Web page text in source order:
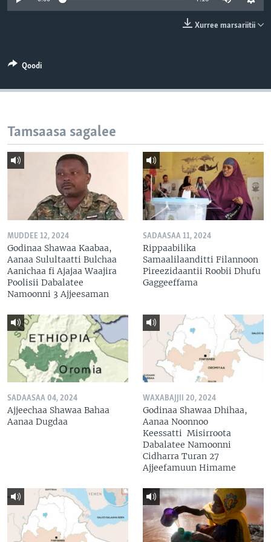
Xurree marsariitii
Qoodi
Tamsaasa sagalee
MUDDEE 12, 2024
Godinaa Shawaa Kaabaa,
Aanaa Sulultaatti Bulchaa
Aanichaa fi Ajajaa Waajira
Poolisii Dabalatee
Namoonni 3 Ajjeesaman
SADAASAA 11, 2024
Rippaabilika
Samaalilaanditti Filannoon
Pireezidaantii Roobii Dhufu
Gaggeeffama
SADAASAA 04, 2024
Ajjeechaa Shawaa Bahaa
Aanaa Dugdaa
WAXABAJJII 20, 2024
Godinaa Shawaa Dhihaa,
Aanaa Noonnoo
Keessatti Misirroota
Dabalatee Namoonni
Cidharra Turan 27
Ajjeefamuun Himame